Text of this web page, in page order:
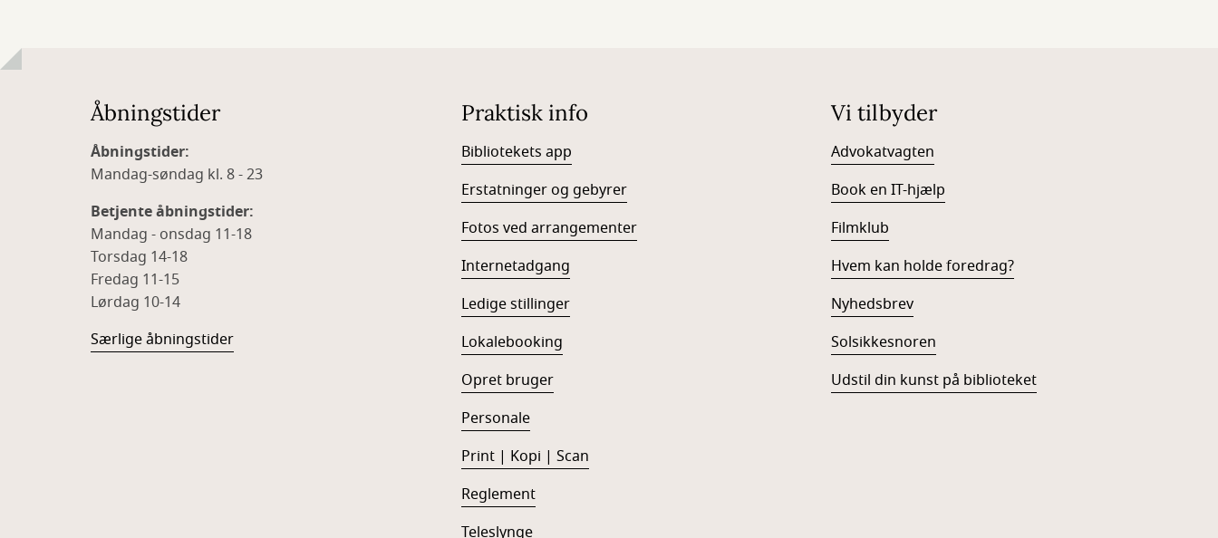
Åbningstider
Åbningstider:
Mandag-søndag kl. 8 - 23
Betjente åbningstider:
Mandag - onsdag 11-18
Torsdag 14-18
Fredag 11-15
Lørdag 10-14
Særlige åbningstider
Praktisk info
Bibliotekets app
Erstatninger og gebyrer
Fotos ved arrangementer
Internetadgang
Ledige stillinger
Lokalebooking
Opret bruger
Personale
Print | Kopi | Scan
Reglement
Teleslynge
Vi tilbyder
Advokatvagten
Book en IT-hjælp
Filmklub
Hvem kan holde foredrag?
Nyhedsbrev
Solsikkesnoren
Udstil din kunst på biblioteket